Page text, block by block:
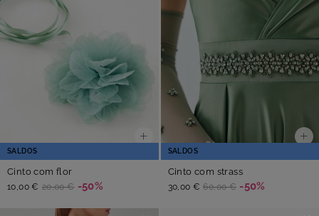
SALDOS
Cinto com flor
10,00 € 20,00 € -50%
SALDOS
Cinto com strass
30,00 € 60,00 € -50%